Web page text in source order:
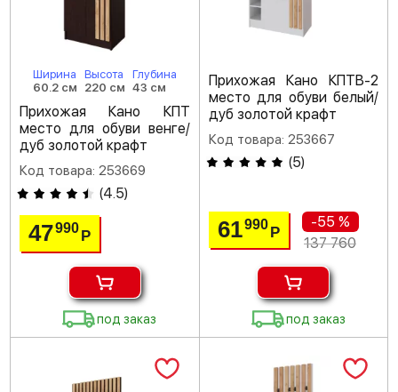
Ширина
60.2 см
Высота
220 см
Глубина
43 см
Прихожая Кано КПТ
место для обуви венге/
дуб золотой крафт
Код товара: 253669
(4.5)
47990 Р
под заказ
Прихожая Кано КПТВ-2
место для обуви белый/
дуб золотой крафт
Код товара: 253667
(5)
61990 Р
-55 %
137 760
под заказ